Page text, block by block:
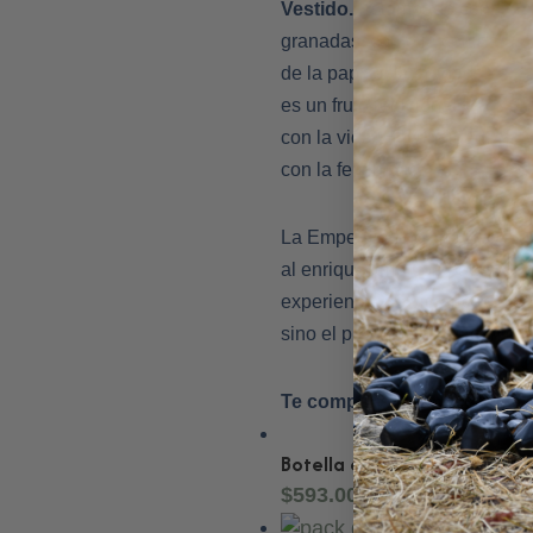
Vestido. Estampado con
granadas, como la cortina
de la papisa, la granada
es un fruto relacionado
con la vida y fecundidad,
con la feminidad.
La Emperatriz nos recuerda
al enriquecerla con pausas
experiencia de vida rica en
sino el principio subyacente
Te compartimos nuestro
Botella de Agua de Vidrio
$593.00